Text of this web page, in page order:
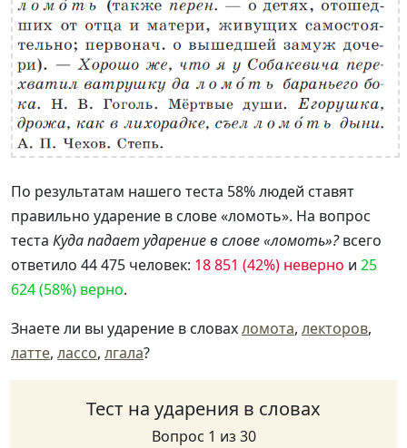
По результатам нашего теста 58% людей ставят
правильно ударение в слове «ломоть». На вопрос
теста Куда падает ударение в слове «ломоть»?всего
ответило 44 475 человек: 18 851 (42%) неверно и 25
624 (58%) верно.
Знаете ли вы ударение в словахломота, лекторов,
латте, лассо, лгала?
Тест на ударения в словах
Вопрос 1 из 30